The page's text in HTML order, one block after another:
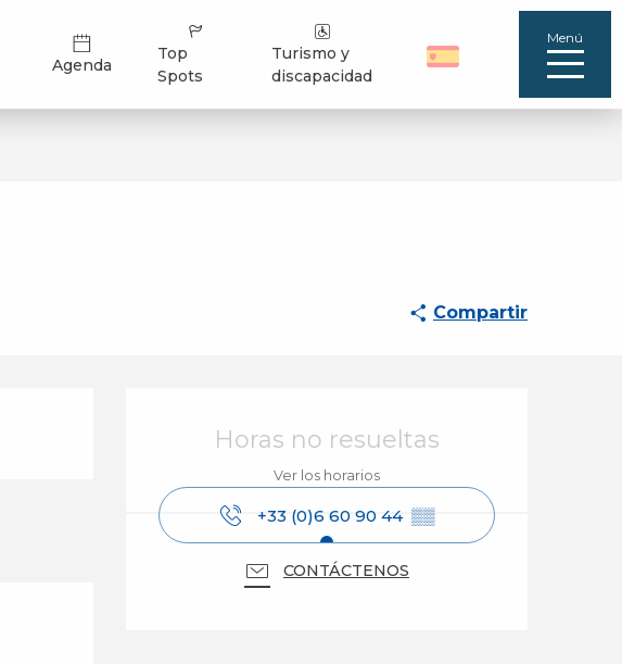
Agenda
Top
Spots
Turismo y
discapacidad
Menú
Compartir
Horarios y datos de
Horas no resueltas
Ver los horarios
+33 (0)6 60 90 44 ▒▒
CONTÁCTENOS